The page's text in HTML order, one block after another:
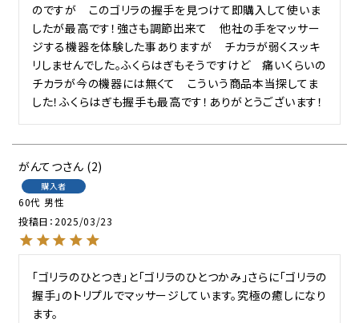
のですが　このゴリラの握手を見つけて即購入して使いま
したが最高です！強さも調節出来て　他社の手をマッサー
ジする機器を体験した事ありますが　チカラが弱くスッキ
リしませんでした。ふくらはぎもそうですけど　痛いくらいの
チカラが今の機器には無くて　こういう商品本当探してま
した！ふくらはぎも握手も最高です！ありがとうございます！
がんてつ 2
購入者
60代 男性
投稿日 2025/03/23
「ゴリラのひとつき」と「ゴリラのひとつかみ」さらに「ゴリラの
握手」のトリプルでマッサージしています。究極の癒しになり
ます。